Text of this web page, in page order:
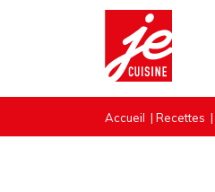
Accueil | Recettes |